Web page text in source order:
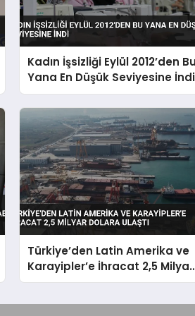
Kadın İşsizliği Eylül 2012’den
Yana En Düşük Seviyesine İndi
Türkiye’den Latin Amerika ve
Karayipler’e İhracat 2,5 Milyar
Dolara Ulaştı